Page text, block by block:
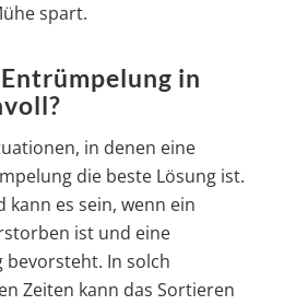
spart.
in
in denen eine
die beste Lösung ist.
kann es sein, wenn ein
ist und eine
In solch
Zeiten kann das Sortieren